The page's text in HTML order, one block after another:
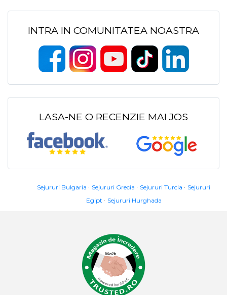
INTRA IN COMUNITATEA NOASTRA
LASA-NE O RECENZIE MAI JOS
Sejururi Bulgaria Sejururi Grecia Sejururi Turcia
Sejururi
Egipt
Sejururi Hurghada